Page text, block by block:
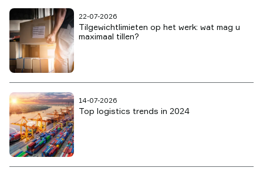
22-07-2026
Tilgewichtlimieten op het werk: wat mag u
maximaal tillen?
14-07-2026
Top logistics trends in 2024